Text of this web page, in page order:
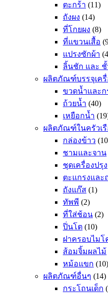
ตะกร้า (11)
ถังผง (14)
ที่โกยผง (8)
ที่แขวนเสื้อ
แปรงซักผ้า
ลิ้นชัก และ ชั้
ผลิตภัณฑ์บรรจุเครื่
ขวดน้ำและก
ถ้วยน้ำ (40)
เหยือกน้ำ
ผลิตภัณฑ์ในครัวเ
กล่องข้าว
ชามและจาน
ชุดเครื่องปรุง
ตะแกรงและ
ถังแก๊ส (1)
ทัพพี (2)
ที่ใส่ช้อน (2)
ปิ่นโต (10)
ฝาครอบไมโ
ส้อมจิ้มผลไม้
หม้อแขก (10)
ผลิตภัณฑ์อื่นๆ (14)
กระโถนเด็ก